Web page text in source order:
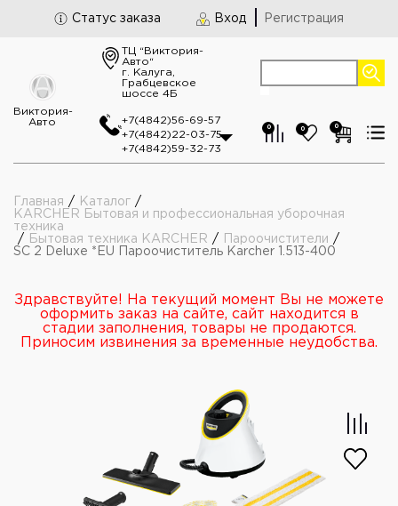
Статус заказа Вход Регистрация
Виктория-
Авто
ТЦ “Виктория-
Авто“
г. Калуга,
Грабцевское
шоссе 4Б
+7(4842)56-69-57
+7(4842)22-03-75
+7(4842)59-32-73
0 0 0
Главная / Каталог /
KARCHER Бытовая и профессиональная уборочная
техника
/
Бытовая техника KARCHER / Пароочистители /
SC 2 Deluxe *EU Пароочиститель Karcher 1.513-400
Здравствуйте! На текущий момент Вы не можете
оформить заказ на сайте, сайт находится в
стадии заполнения, товары не продаются.
Приносим извинения за временные неудобства.